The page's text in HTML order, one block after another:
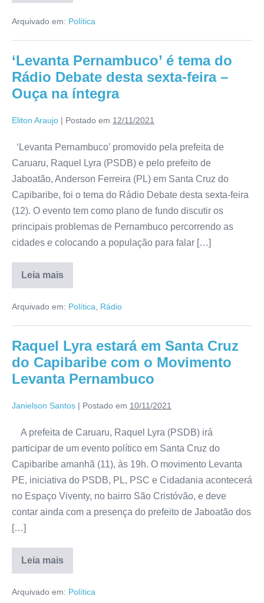
Arquivado em: Política
‘Levanta Pernambuco’ é tema do
Rádio Debate desta sexta-feira –
Ouça na íntegra
Eliton Araujo | Postado em 12/11/2021
‘Levanta Pernambuco’ promovido pela prefeita de
Caruaru, Raquel Lyra (PSDB) e pelo prefeito de
Jaboatão, Anderson Ferreira (PL) em Santa Cruz do
Capibaribe, foi o tema do Rádio Debate desta sexta-feira
(12). O evento tem como plano de fundo discutir os
principais problemas de Pernambuco percorrendo as
cidades e colocando a população para falar […]
Leia mais
Arquivado em: Política Rádio
Raquel Lyra estará em Santa Cruz
do Capibaribe com o Movimento
Levanta Pernambuco
Janielson Santos | Postado em 10/11/2021
A prefeita de Caruaru, Raquel Lyra (PSDB) irá
participar de um evento político em Santa Cruz do
Capibaribe amanhã (11), às 19h. O movimento Levanta
PE, iniciativa do PSDB, PL, PSC e Cidadania acontecerá
no Espaço Viventy, no bairro São Cristóvão, e deve
contar ainda com a presença do prefeito de Jaboatão dos
[…]
Leia mais
Arquivado em: Política